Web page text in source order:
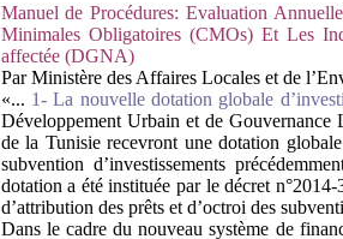
Manuel de Procédures: Evaluation
Minimales Obligatoires (CMOs) Et Les
affectée (DGNA)
Par Ministère des Affaires Locales et de
«... 1- La nouvelle dotation globale
Développement Urbain et de
de la Tunisie recevront une dotation
subvention d’investissements
dotation a été instituée par le décret
d’attribution des prêts et d’octroi des
Dans le cadre du nouveau système de